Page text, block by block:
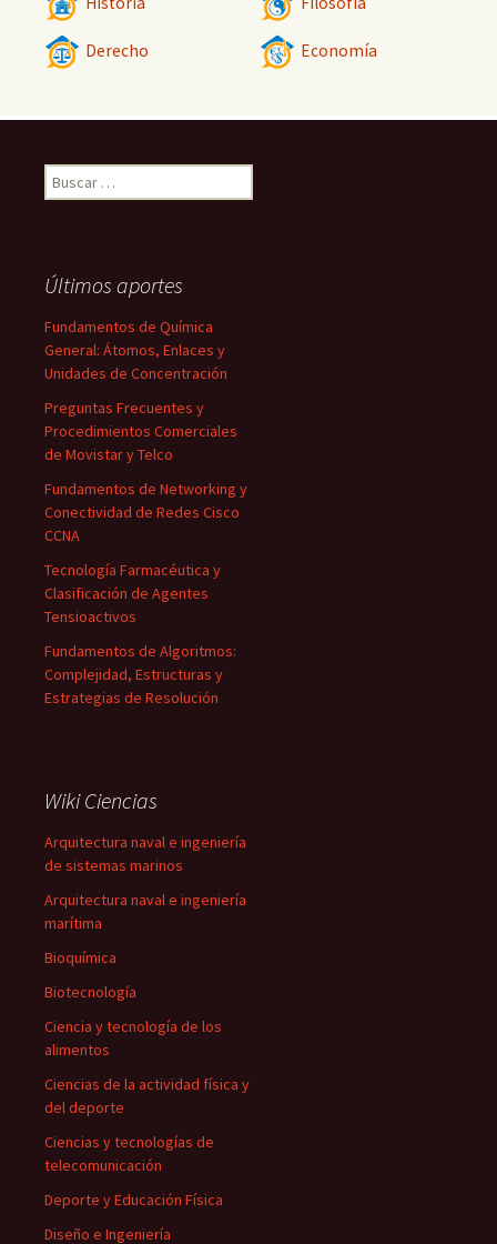
Derecho Economía
Buscar:
Últimos aportes
Fundamentos de Química
General: Átomos, Enlaces y
Unidades de Concentración
Preguntas Frecuentes y
Procedimientos Comerciales
de Movistar y Telco
Fundamentos de Networking y
Conectividad de Redes Cisco
CCNA
Tecnología Farmacéutica y
Clasificación de Agentes
Tensioactivos
Fundamentos de Algoritmos:
Complejidad, Estructuras y
Estrategias de Resolución
Wiki Ciencias
Arquitectura naval e ingeniería
de sistemas marinos
Arquitectura naval e ingeniería
marítima
Bioquímica
Biotecnología
Ciencia y tecnología de los
alimentos
Ciencias de la actividad física y
del deporte
Ciencias y tecnologías de
telecomunicación
Deporte y Educación Física
Diseño e Ingeniería